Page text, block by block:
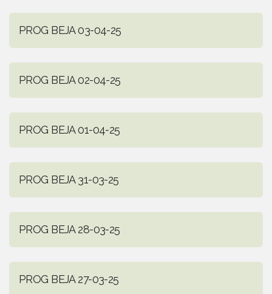
PROG BEJA 03-04-25
PROG BEJA 02-04-25
PROG BEJA 01-04-25
PROG BEJA 31-03-25
PROG BEJA 28-03-25
PROG BEJA 27-03-25